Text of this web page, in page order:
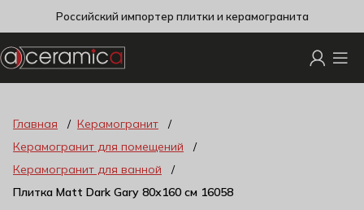
Российский импортер плитки и керамогранита
Главная
Керамогранит
Керамогранит для помещений
Керамогранит для ванной
Плитка Matt Dark Gary 80х160 см 16058